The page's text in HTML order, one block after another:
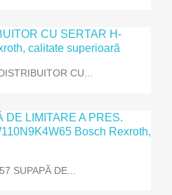
CU...
SUPAPĂ DE...